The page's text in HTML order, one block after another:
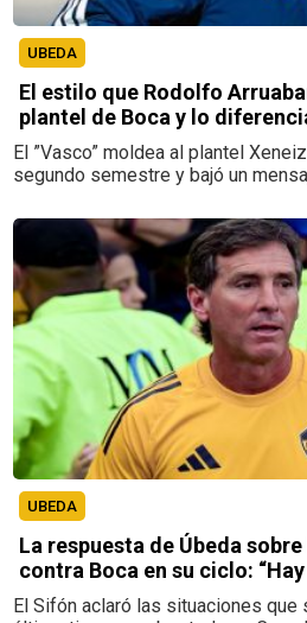
UBEDA
El estilo que Rodolfo
plantel de Boca y lo
El ”Vasco” moldea al plantel
segundo semestre y bajó un
UBEDA
La respuesta de Úbeda
contra Boca en su ciclo:
El Sifón aclaró las situaciones